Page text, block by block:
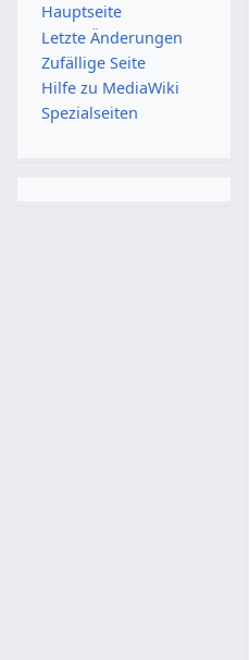
Hauptseite
Letzte Änderungen
Zufällige Seite
Hilfe zu MediaWiki
Spezialseiten